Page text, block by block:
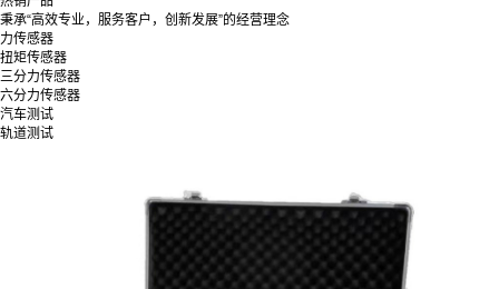
秉承“高效专业，服务客户，创新发展”的经营理念
力传感器
扭矩传感器
三分力传感器
六分力传感器
汽车测试
轨道测试